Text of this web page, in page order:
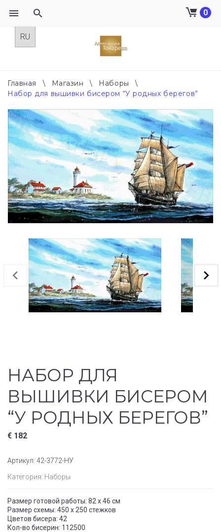
0
Главная \ Магазин \ Наборы
\
Набор для вышивки бисером “У родных берегов”
НАБОР ДЛЯ
ВЫШИВКИ БИСЕРОМ
“У РОДНЫХ БЕРЕГОВ”
€ 182
Артикул: 42-3772-НУ
Категория: Наборы
Размер готовой работы: 82 x 46 см
Размер схемы: 450 x 250 стежков
Цветов бисера: 42
Кол-во бисерин: 112500